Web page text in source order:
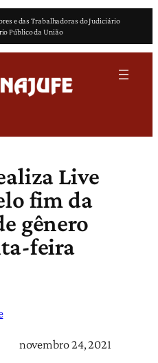
e das Trabalhadoras do Judiciário
Público da União
Live
fim da
gênero
feira
novembro 24, 2021